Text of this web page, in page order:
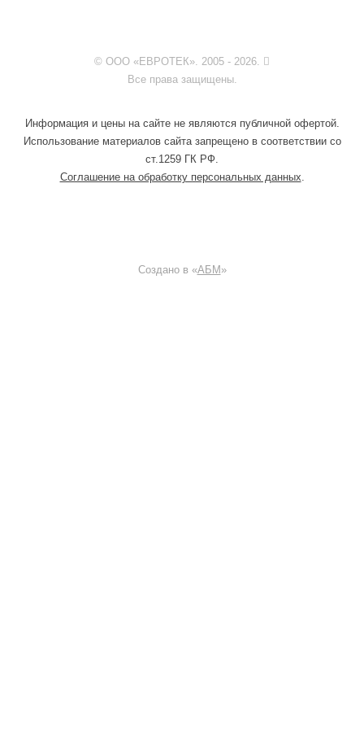
© ООО «ЕВРОТЕК». 2005 - 2026.
Все права защищены.
Информация и цены на сайте не являются публичной офертой.
Использование материалов сайта запрещено в соответствии со
ст.1259 ГК РФ.
Соглашение на обработку персональных данных
Создано в «АБМ »